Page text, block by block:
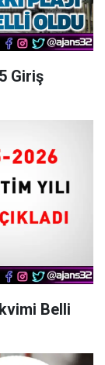
Giriş
Belli